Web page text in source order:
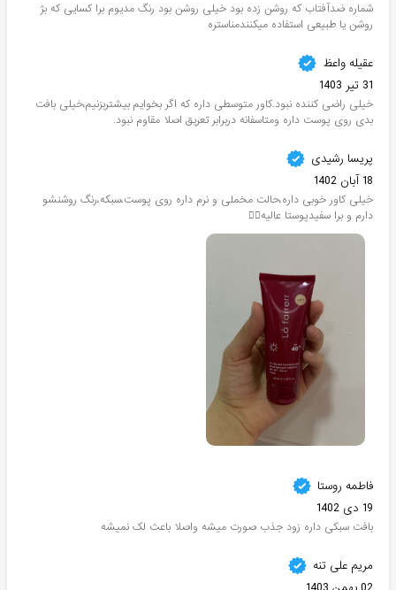
شماره ضدآفتاب که روشن زده بود خیلی روشن بود رنگ مدیوم برا کسایی که بژ
روشن یا طبیعی استفاده میکنندمناستره
عقیله واعظ
31 تیر 1403
خیلی راضی کننده نبود.کاور متوسطی داره که اگر بخوایم بیشتربزنیم،خیلی بافت
بدی روی پوست داره ومتاسفانه دربرابر تعریق اصلا مقاوم نبود.
پریسا رشیدی
18 آبان 1402
خیلی کاور خوبی داره،حالت مخملی و نرم داره روی پوست،سبکه،رنگ روشنشو
دارم و برا سفیدپوستا عالیه👌🏻
فاطمه روستا
19 دی 1402
بافت سبکی داره زود جذب صورت میشه واصلا باعث لک نمیشه
مریم علی تنه